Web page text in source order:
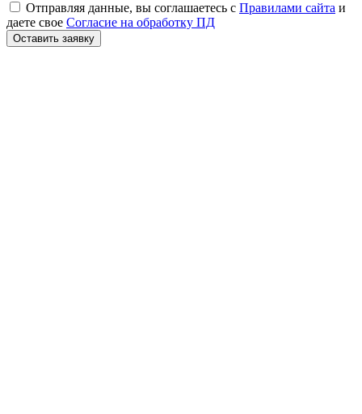
Отправляя данные, вы соглашаетесь с Правилами сайта и
даете свое Согласие на обработку ПД
Оставить заявку